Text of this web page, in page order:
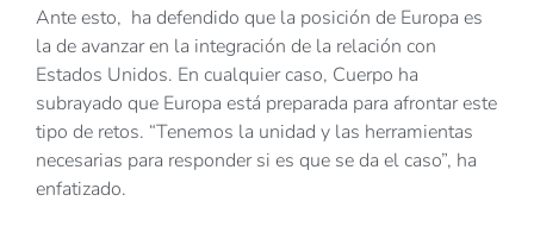
Ante esto, ha defendido que la posición de Europa es
la de avanzar en la integración de la relación con
Estados Unidos. En cualquier caso, Cuerpo ha
subrayado que Europa está preparada para afrontar este
tipo de retos. “Tenemos la unidad y las herramientas
necesarias para responder si es que se da el caso”, ha
enfatizado.